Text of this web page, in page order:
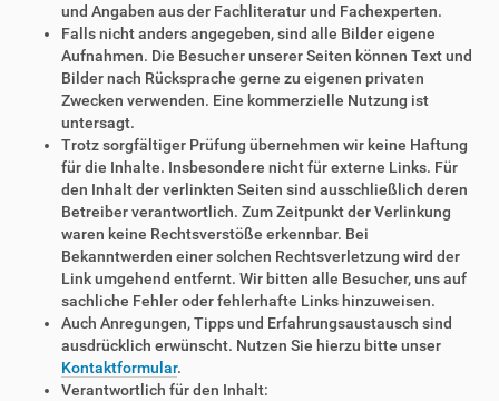
und Angaben aus der Fachliteratur und Fachexperten.
Falls nicht anders angegeben, sind alle Bilder eigene
Aufnahmen. Die Besucher unserer Seiten können Text und
Bilder nach Rücksprache gerne zu eigenen privaten
Zwecken verwenden. Eine kommerzielle Nutzung ist
untersagt.
Trotz sorgfältiger Prüfung übernehmen wir keine Haftung
für die Inhalte. Insbesondere nicht für externe Links. Für
den Inhalt der verlinkten Seiten sind ausschließlich deren
Betreiber verantwortlich. Zum Zeitpunkt der Verlinkung
waren keine Rechtsverstöße erkennbar. Bei
Bekanntwerden einer solchen Rechtsverletzung wird der
Link umgehend entfernt. Wir bitten alle Besucher, uns auf
sachliche Fehler oder fehlerhafte Links hinzuweisen.
Auch Anregungen, Tipps und Erfahrungsaustausch sind
ausdrücklich erwünscht. Nutzen Sie hierzu bitte unser
Kontaktformular.
Verantwortlich für den Inhalt: